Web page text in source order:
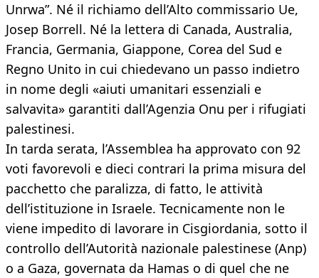
Unrwa”. Né il richiamo dell’Alto commissario Ue,
Josep Borrell. Né la lettera di Canada, Australia,
Francia, Germania, Giappone, Corea del Sud e
Regno Unito in cui chiedevano un passo indietro
in nome degli «aiuti umanitari essenziali e
salvavita» garantiti dall’Agenzia Onu per i rifugiati
palestinesi.
In tarda serata, l’Assemblea ha approvato con 92
voti favorevoli e dieci contrari la prima misura del
pacchetto che paralizza, di fatto, le attività
dell’istituzione in Israele. Tecnicamente non le
viene impedito di lavorare in Cisgiordania, sotto il
controllo dell’Autorità nazionale palestinese (Anp)
o a Gaza, governata da Hamas o di quel che ne